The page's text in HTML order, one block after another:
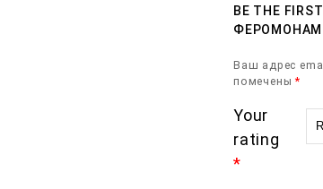
BE THE
ФЕРОМОНАМИ
Ваш адрес
помечены*
Your
rating
*